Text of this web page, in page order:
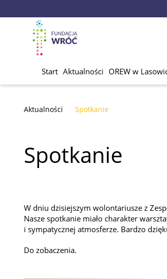
Start Aktualności OREW w
Aktualności Spotkanie
Spotkanie
W dniu dzisiejszym wolontariusze z
Nasze spotkanie miało charakter
i sympatycznej atmosferze. Bardzo
Do zobaczenia.